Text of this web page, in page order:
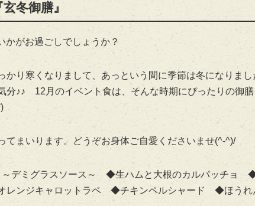
冬御膳』
がお過ごしでしょうか？
かり寒くなりまして、あっという間に季節は冬になりま
分♪♪ 12月のイベント食は、そんな時期にぴったりの御
てまいります。どうぞお身体ご自愛くださいませ(^-^)/
デミグラスソース～ ◆生ハムと大根のカルパッチョ ◆
レンジキャロットラペ ◆チキンペルシャード ◆ほう